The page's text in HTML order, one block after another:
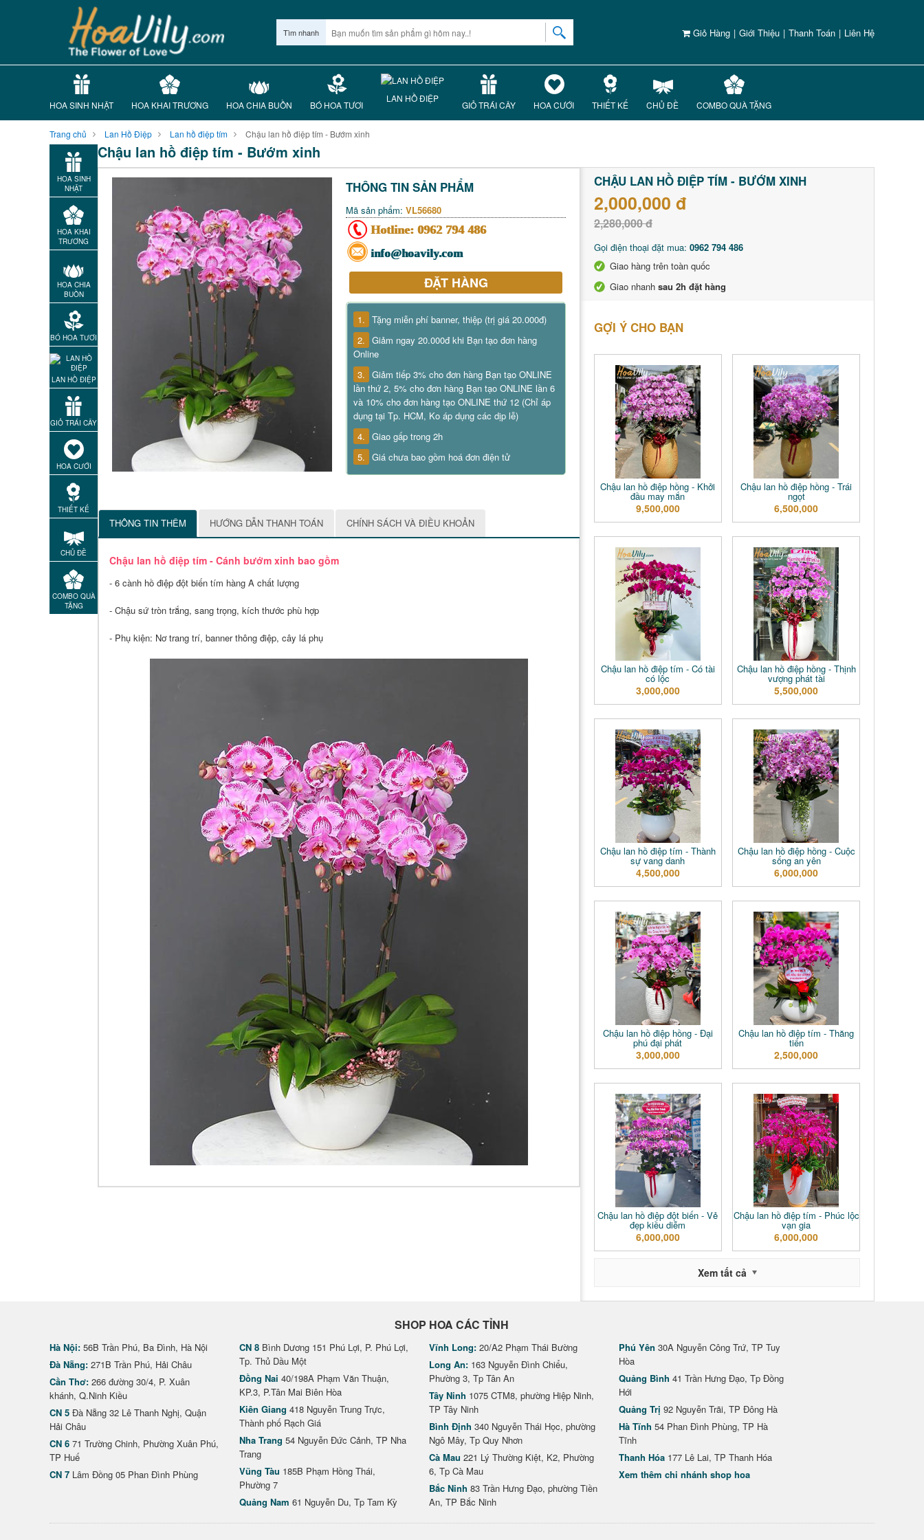
Giỏ Hàng | Giới Thiệu | Thanh Toán | Liên Hệ
Tìm nhanh
HOA SINH NHẬT HOA KHAI TRƯƠNG HOA CHIA BUỒN BÓ HOA TƯƠI
LAN HỒ ĐIỆP
GIỎ TRÁI CÂY HOA CƯỚI THIẾT KẾ CHỦ ĐỀ COMBO QUÀ TẶNG
Trang chủ Lan Hồ Điệp Lan hồ điệp tím Chậu lan hồ điệp tím - Bướm xinh
HOA SINH
NHẬT
HOA KHAI
TRƯƠNG
HOA CHIA
BUỒN
BÓ HOA TƯƠI
LAN HỒ ĐIỆP
GIỎ TRÁI CÂY
HOA CƯỚI
THIẾT KẾ
CHỦ ĐỀ
COMBO QUÀ
TẶNG
Chậu lan hồ điệp tím - Bướm xinh
THÔNG TIN SẢN PHẨM
Mã sản phẩm: VL56680
Hotline: 0962 794 486
info@hoavily.com
ĐẶT HÀNG
1. Tặng miễn phí banner, thiệp (trị giá 20.000đ)
2. Giảm ngay 20.000đ khi Bạn tạo đơn hàng
Online
3. Giảm tiếp 3% cho đơn hàng Bạn tạo ONLINE
lần thứ 2, 5% cho đơn hàng Bạn tạo ONLINE lần 6
và 10% cho đơn hàng tạo ONLINE thứ 12 (Chỉ áp
dụng tại Tp. HCM, Ko áp dụng các dịp lễ)
4. Giao gấp trong 2h
5. Giá chưa bao gồm hoá đơn điện tử
THÔNG TIN THÊM HƯỚNG DẪN THANH TOÁN CHÍNH SÁCH VÀ ĐIỀU KHOẢN
Chậu lan hồ điệp tím - Cánh bướm xinh bao gồm
- 6 cành hồ điệp đột biến tím hàng A chất lượng
- Chậu sứ tròn trắng, sang trọng, kích thước phù hợp
- Phụ kiện: Nơ trang trí, banner thông điệp, cây lá phụ
CHẬU LAN HỒ ĐIỆP TÍM - BƯỚM XINH
2,000,000 đ
2,280,000 đ
Gọi điện thoại đặt mua: 0962 794 486
Giao hàng trên toàn quốc
Giao nhanh sau 2h đặt hàng
GỢI Ý CHO BẠN
Chậu lan hồ điệp hồng - Khởi
đầu may mắn
9,500,000
Chậu lan hồ điệp hồng - Trái
ngọt
6,500,000
Chậu lan hồ điệp tím - Có tài
có lộc
3,000,000
Chậu lan hồ điệp hồng - Thịnh
vượng phát tài
5,500,000
Chậu lan hồ điệp tím - Thành
sự vang danh
4,500,000
Chậu lan hồ điệp hồng - Cuộc
sống an yên
6,000,000
Chậu lan hồ điệp hồng - Đại
phú đại phát
3,000,000
Chậu lan hồ điệp tím - Thăng
tiến
2,500,000
Chậu lan hồ điệp đột biến - Vẻ
đẹp kiều diễm
6,000,000
Chậu lan hồ điệp tím - Phúc lộc
vạn gia
6,000,000
Xem tất cả
SHOP HOA CÁC TỈNH
Hà Nội: 56B Trần Phú, Ba Đình, Hà Nội
Đà Nẵng: 271B Trần Phú, Hải Châu
Cần Thơ: 266 đường 30/4, P. Xuân
khánh, Q.Ninh Kiều
CN 5 Đà Nẵng 32 Lê Thanh Nghị, Quận
Hải Châu
CN 6 71 Trường Chinh, Phường Xuân Phú,
TP Huế
CN 7 Lâm Đồng 05 Phan Đình Phùng
CN 8 Bình Dương 151 Phú Lợi, P. Phú Lợi,
Tp. Thủ Dầu Một
Đồng Nai 40/198A Phạm Văn Thuận,
KP.3, P.Tân Mai Biên Hòa
Kiên Giang 418 Nguyễn Trung Trực,
Thành phố Rạch Giá
Nha Trang 54 Nguyễn Đức Cảnh, TP Nha
Trang
Vũng Tàu 185B Phạm Hồng Thái,
Phường 7
Quảng Nam 61 Nguyễn Du, Tp Tam Kỳ
Vĩnh Long: 20/A2 Phạm Thái Bường
Long An: 163 Nguyễn Đình Chiểu,
Phường 3, Tp Tân An
Tây Ninh 1075 CTM8, phường Hiệp Ninh,
TP Tây Ninh
Bình Định 340 Nguyễn Thái Học, phường
Ngô Mây, Tp Quy Nhơn
Cà Mau 221 Lý Thường Kiệt, K2, Phường
6, Tp Cà Mau
Bắc Ninh 83 Trần Hưng Đạo, phường Tiền
An, TP Bắc Ninh
Phú Yên 30A Nguyễn Công Trứ, TP Tuy
Hòa
Quảng Bình 41 Trần Hưng Đạo, Tp Đồng
Hới
Quảng Trị 92 Nguyễn Trãi, TP Đông Hà
Hà Tĩnh 54 Phan Đình Phùng, TP Hà
Tĩnh
Thanh Hóa 177 Lê Lai, TP Thanh Hóa
Xem thêm chi nhánh shop hoa